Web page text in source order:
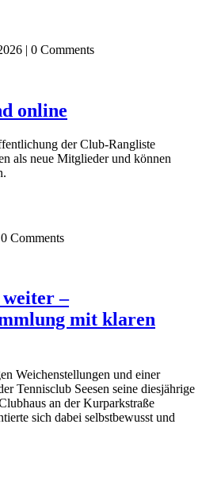
| 0 Comments
online
der Club-Rangliste
als neue Mitglieder und können
0 Comments
weiter –
mit klaren
Weichenstellungen und einer
Tennisclub Seesen seine diesjährige
an der Kurparkstraße
sich dabei selbstbewusst und